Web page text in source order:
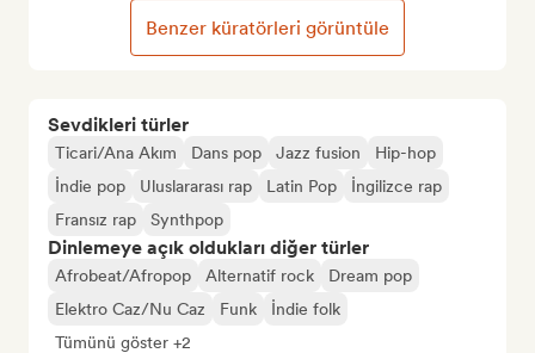
Sevdikleri türler
Ticari/Ana Akım Dans pop Jazz fusion
Hip-hop
İndie pop
Uluslararası rap Latin Pop
İngilizce rap
Fransız rap
Synthpop
Dinlemeye açık oldukları diğer türler
Afrobeat/Afropop Alternatif rock
Dream pop
Elektro Caz/Nu Caz
Funk
İndie folk
Tümünü göster +2
Benzer küratörleri görüntüle